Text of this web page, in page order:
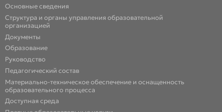
Основные сведения
Структура и органы управления образовательной
организацией
Документы
Образование
Руководство
Педагогический состав
Материально-техническое обеспечение и оснащенность
образовательного процесса
Доступная среда